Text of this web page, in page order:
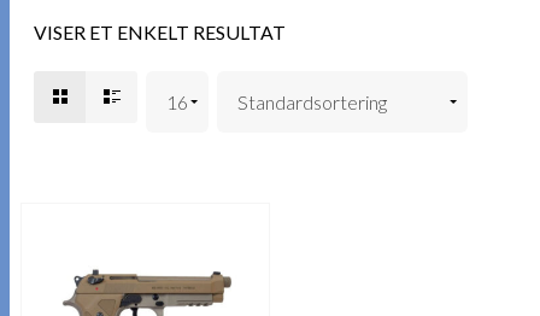
VISER ET ENKELT RESULTAT